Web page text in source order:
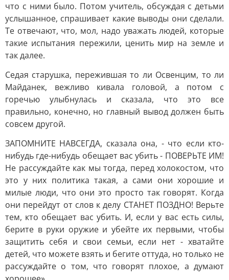
что с ними было. Потом учитель, обсуждая с детьми
услышанное, спрашивает какие выводы они сделали.
Те отвечают, что, мол, надо уважать людей, которые
такие испытания пережили, ценить мир на земле и
так далее.
Седая старушка, пережившая то ли Освенцим, то ли
Майданек, вежливо кивала головой, а потом с
горечью улыбнулась и сказала, что это все
правильно, конечно, но главный вывод должен быть
совсем другой.
ЗАПОМНИТЕ НАВСЕГДА, сказала она, - что если кто-
нибудь где-нибудь обещает вас убить - ПОВЕРЬТЕ ИМ!
Не рассуждайте как мы тогда, перед холокостом, что
это у них политика такая, а сами они хорошие и
милые люди, что они это просто так говорят. Когда
они перейдут от слов к делу СТАНЕТ ПОЗДНО! Верьте
тем, кто обещает вас убить. И, если у вас есть силы,
берите в руки оружие и убейте их первыми, чтобы
защитить себя и свои семьи, если нет - хватайте
детей, что можете взять и бегите оттуда, но только не
рассуждайте о том, что говорят плохое, а думают